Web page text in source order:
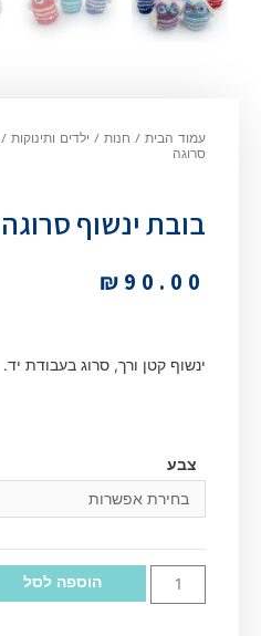
עמוד הבית / חנות / ילדים ותינוקות /
סרוגה
בובת ינשוף סרוגה
₪ 90.00
ינשוף קטן ורך, סרוג בעבודת יד.
צבע
הוספה לסל